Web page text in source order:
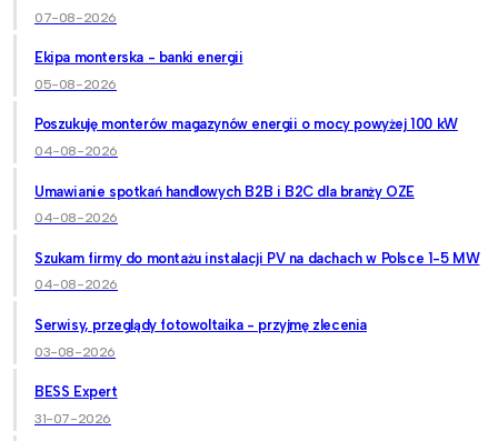
07-08-2026
Ekipa monterska - banki energii
05-08-2026
Poszukuję monterów magazynów energii o mocy powyżej 100 kW
04-08-2026
Umawianie spotkań handlowych B2B i B2C dla branży OZE
04-08-2026
Szukam firmy do montażu instalacji PV na dachach w Polsce 1-5 MW
04-08-2026
Serwisy, przeglądy fotowoltaika - przyjmę zlecenia
03-08-2026
BESS Expert
31-07-2026